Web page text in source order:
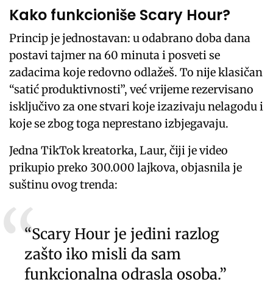
Kako funkcioniše Scary Hour?
Princip je jednostavan: u odabrano doba dana
postavi tajmer na 60 minuta i posveti se
zadacima koje redovno odlažeš. To nije klasičan
“satić produktivnosti”, već vrijeme rezervisano
isključivo za one stvari koje izazivaju nelagodu i
koje se zbog toga neprestano izbjegavaju.
Jedna TikTok kreatorka, Laur, čiji je video
prikupio preko 300.000 lajkova, objasnila je
suštinu ovog trenda:
“Scary Hour je jedini razlog
zašto iko misli da sam
funkcionalna odrasla osoba.”